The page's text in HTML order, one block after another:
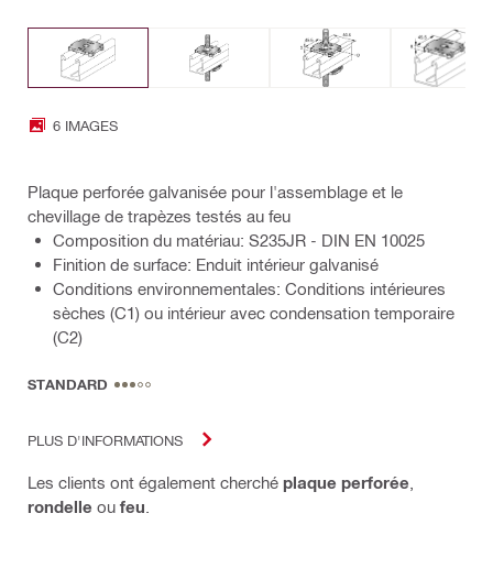
6 IMAGES
Plaque perforée galvanisée pour l'assemblage et le
chevillage de trapèzes testés au feu
Composition du matériau: S235JR - DIN EN 10025
Finition de surface: Enduit intérieur galvanisé
Conditions environnementales: Conditions intérieures
sèches (C1) ou intérieur avec condensation temporaire
(C2)
STANDARD
PLUS D'INFORMATIONS
Les clients ont également cherché plaque perforée
rondelle ou feu